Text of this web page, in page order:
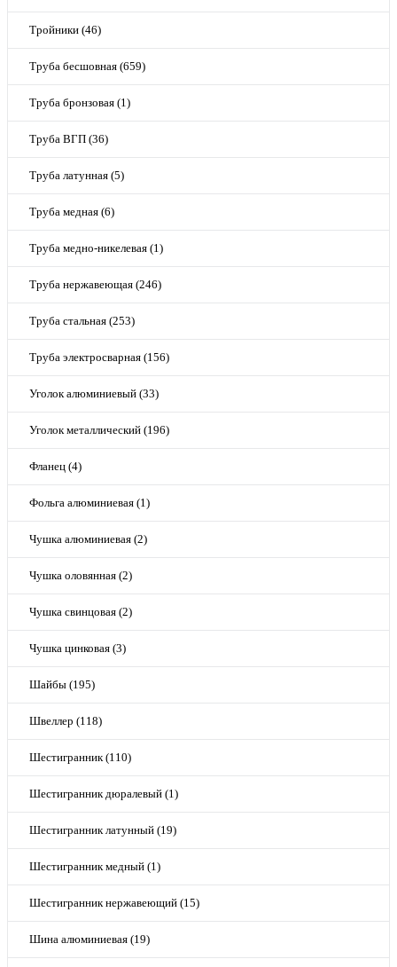
Тройники (46)
Труба бесшовная (659)
Труба бронзовая (1)
Труба ВГП (36)
Труба латунная (5)
Труба медная (6)
Труба медно-никелевая (1)
Труба нержавеющая (246)
Труба стальная (253)
Труба электросварная (156)
Уголок алюминиевый (33)
Уголок металлический (196)
Фланец (4)
Фольга алюминиевая (1)
Чушка алюминиевая (2)
Чушка оловянная (2)
Чушка свинцовая (2)
Чушка цинковая (3)
Шайбы (195)
Швеллер (118)
Шестигранник (110)
Шестигранник дюралевый (1)
Шестигранник латунный (19)
Шестигранник медный (1)
Шестигранник нержавеющий (15)
Шина алюминиевая (19)